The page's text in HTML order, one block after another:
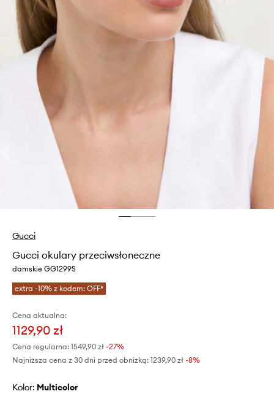
Gucci
Gucci okulary przeciwsłoneczne
damskie GG1299S
extra -10% z kodem: OFF*
Cena aktualna:
1129,90 zł
Cena regularna: 1549,90 zł -27%
Najniższa cena z 30 dni przed obniżką: 1239,90 zł -8%
Kolor: multicolor